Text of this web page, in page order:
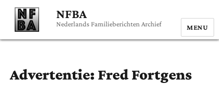
NFBA
Nederlands Familieberichten Archief MENU
Advertentie: Fred Fortgens